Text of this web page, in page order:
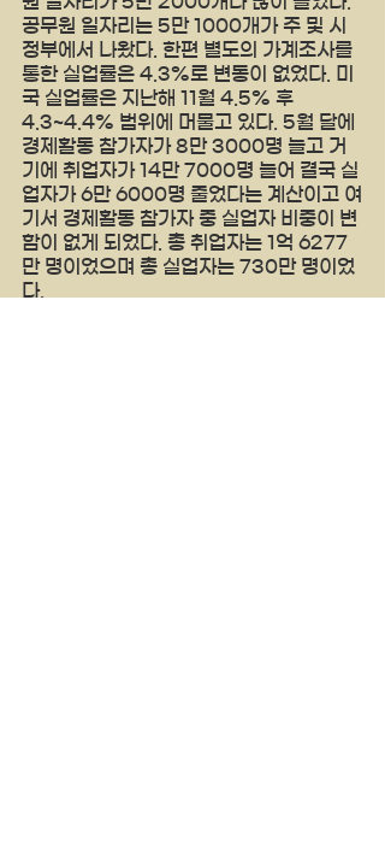
공무원 일자리는 5만 1000개가 주 및 시
정부에서 나왔다. 한편 별도의 가계조사를
통한 실업률은 4.3%로 변동이 없었다. 미
국 실업률은 지난해 11월 4.5% 후
4.3~4.4% 범위에 머물고 있다. 5월 달에
경제활동 참가자가 8만 3000명 늘고 거
기에 취업자가 14만 7000명 늘어 결국 실
업자가 6만 6000명 줄었다는 계산이고 여
기서 경제활동 참가자 중 실업자 비중이 변
함이 없게 되었다. 총 취업자는 1억 6277
만 명이었으며 총 실업자는 730만 명이었
다.